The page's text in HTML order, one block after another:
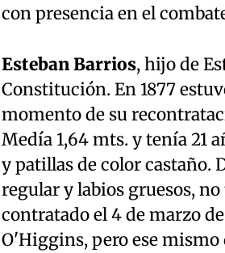
con presencia en el
Esteban Barrios, hijo de
Constitución. En 1877
momento de su
Medía 1,64 mts. y tenía 21
y patillas de color castaño.
regular y labios gruesos,
contratado el 4 de marzo
O'Higgins, pero ese mismo